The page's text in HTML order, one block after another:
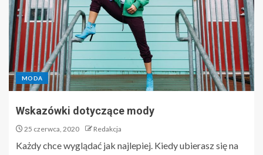
MODA
Wskazówki dotyczące mody
25 czerwca, 2020 Redakcja
Każdy chce wyglądać jak najlepiej. Kiedy ubierasz się na